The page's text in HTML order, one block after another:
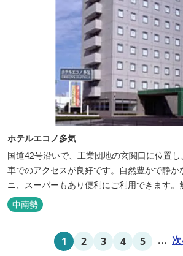
ホテルエコノ多気
国道42号沿いで、工業団地の玄関口に位置
車でのアクセスが良好です。自然豊かで静か
ニ、スーパーもあり便利にご利用できます。
ス)、大型無料駐車場も完備。
中南勢
1 2 3 4 5 ...